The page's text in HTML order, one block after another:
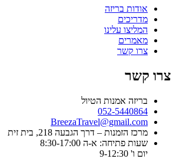
אודות בריזה
מדריכים
המליצו עלינו
מאמרים
צרו קשר
צרו קשר
בריזה אמנות הטיול
052-5440864
BreezaTravel@gmail.com
מרכז הזמנות – דרך הגבעה 218, בית זית
שעות פתיחה: א-ה 8:30-17:00
יום ו' 9-12:30